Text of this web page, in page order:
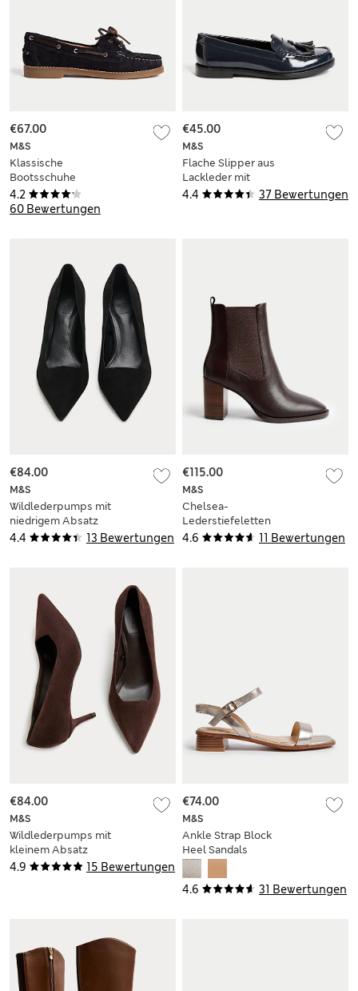
4.2
60 Bewertungen
M&S
Klassische
Bootsschuhe
€67.00
4.4 37 Bewertungen
M&S
Flache Slipper aus
Lackleder mit
Quasten
€45.00
4.4 13 Bewertungen
M&S
Wildlederpumps mit
niedrigem Absatz
und zulaufender
€84.00
4.6 11 Bewertungen
M&S
Chelsea-
Lederstiefeletten
mit Blockabsatz
€115.00
4.9 15 Bewertungen
M&S
Wildlederpumps mit
kleinem Absatz
€84.00
4.6 31 Bewertungen
M&S
Ankle Strap Block
Heel Sandals
€74.00